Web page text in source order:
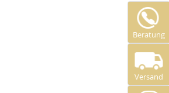
Beratung
Versand